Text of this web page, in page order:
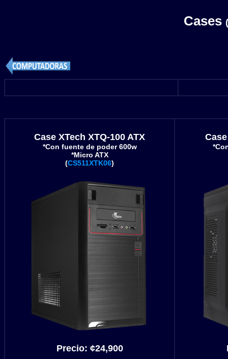
Cases
Case XTech XTQ-100 ATX
*Con fuente de poder 600w
*Micro ATX
(CS511XTK06)
Precio: ¢24,900